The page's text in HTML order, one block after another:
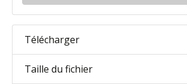
Télécharger
Taille du fichier